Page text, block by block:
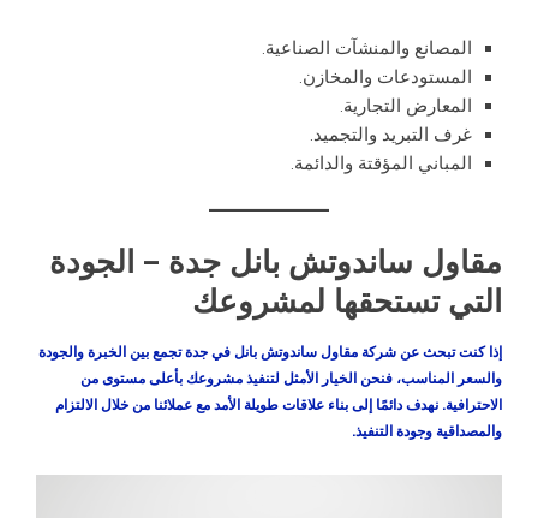
المصانع والمنشآت الصناعية.
المستودعات والمخازن.
المعارض التجارية.
غرف التبريد والتجميد.
المباني المؤقتة والدائمة.
مقاول ساندوتش بانل جدة – الجودة
التي تستحقها لمشروعك
إذا كنت تبحث عن شركة مقاول ساندوتش بانل في جدة تجمع بين الخبرة والجودة
والسعر المناسب، فنحن الخيار الأمثل لتنفيذ مشروعك بأعلى مستوى من
الاحترافية. نهدف دائمًا إلى بناء علاقات طويلة الأمد مع عملائنا من خلال الالتزام
والمصداقية وجودة التنفيذ.